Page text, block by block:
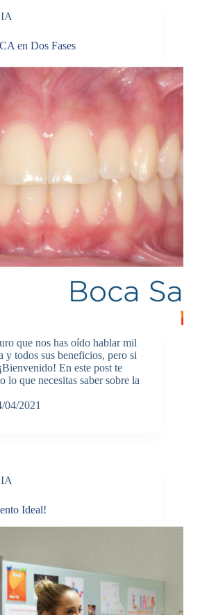
en Dos Fases
que nos has oído hablar mil
y todos sus beneficios, pero si
En este post te
lo que necesitas saber sobre la
04/2021
Ideal!